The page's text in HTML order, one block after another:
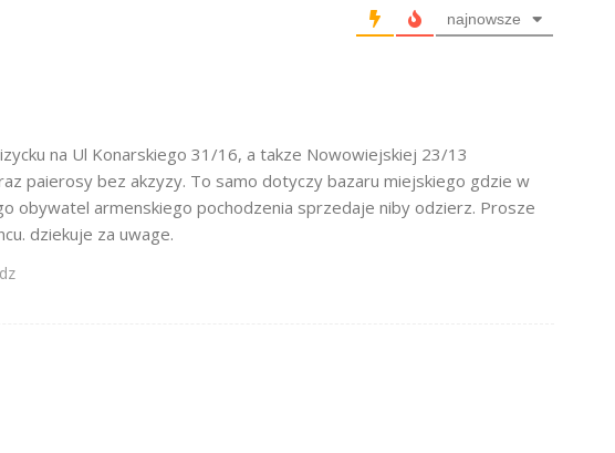
najnowsze
na Ul Konarskiego 31/16, a takze Nowowiejskiej 23/13
paierosy bez akzyzy. To samo dotyczy bazaru miejskiego gdzie w
obywatel armenskiego pochodzenia sprzedaje niby odzierz. Prosze
dziekuje za uwage.